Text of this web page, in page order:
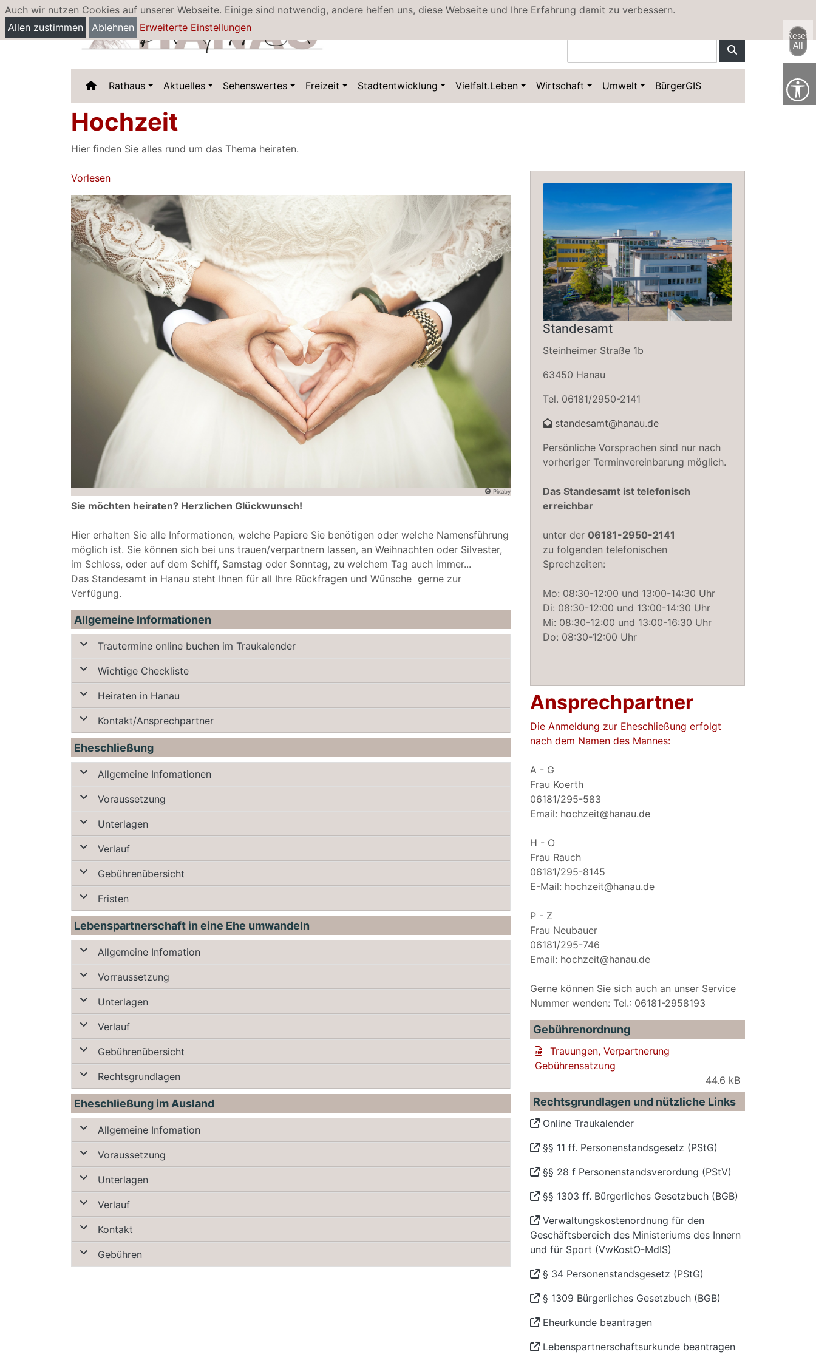
Auch wir nutzen Cookies auf unserer Webseite. Einige sind notwendig, andere helfen uns, diese Webseite und Ihre Erfahrung damit zu verbessern.
Allen zustimmen
Ablehnen Erweiterte Einstellungen
Datenschutz Kontakt Sitemap
Rathaus Aktuelles Sehenswertes Freizeit Stadtentwicklung Vielfalt.Leben Wirtschaft Umwelt BürgerGIS
Hochzeit
Hier finden Sie alles rund um das Thema heiraten.
Vorlesen
Pixaby
Sie möchten heiraten? Herzlichen Glückwunsch!
Hier erhalten Sie alle Informationen, welche Papiere Sie benötigen oder welche Namensführung
möglich ist. Sie können sich bei uns trauen/verpartnern lassen, an Weihnachten oder Silvester,
im Schloss, oder auf dem Schiff, Samstag oder Sonntag, zu welchem Tag auch immer...
Das Standesamt in Hanau steht Ihnen für all Ihre Rückfragen und Wünsche gerne zur
Verfügung.
Allgemeine Informationen
Trautermine online buchen im Traukalender
Wichtige Checkliste
Heiraten in Hanau
Kontakt/Ansprechpartner
Eheschließung
Allgemeine Infomationen
Voraussetzung
Unterlagen
Verlauf
Gebührenübersicht
Fristen
Lebenspartnerschaft in eine Ehe umwandeln
Allgemeine Infomation
Vorraussetzung
Unterlagen
Verlauf
Gebührenübersicht
Rechtsgrundlagen
Eheschließung im Ausland
Allgemeine Infomation
Voraussetzung
Unterlagen
Verlauf
Kontakt
Gebühren
Standesamt
Steinheimer Straße 1b
63450 Hanau
Tel. 06181/2950-2141
standesamt@hanau.de
Persönliche Vorsprachen sind nur nach
vorheriger Terminvereinbarung möglich.
Das Standesamt ist telefonisch
erreichbar
unter der 06181-2950-2141
zu folgenden telefonischen
Sprechzeiten:
Mo: 08:30-12:00 und 13:00-14:30 Uhr
Di: 08:30-12:00 und 13:00-14:30 Uhr
Mi: 08:30-12:00 und 13:00-16:30 Uhr
Do: 08:30-12:00 Uhr
Ansprechpartner
Die Anmeldung zur Eheschließung erfolgt
nach dem Namen des Mannes:
A - G
Frau Koerth
06181/295-583
Email: hochzeit@hanau.de
H - O
Frau Rauch
06181/295-8145
E-Mail: hochzeit@hanau.de
P - Z
Frau Neubauer
06181/295-746
Email: hochzeit@hanau.de
Gerne können Sie sich auch an unser Service
Nummer wenden: Tel.: 06181-2958193
Gebührenordnung
Trauungen, Verpartnerung
Gebührensatzung
44.6 kB
Rechtsgrundlagen und nützliche Links
Online Traukalender
§§ 11 ff. Personenstandsgesetz (PStG)
§§ 28 f Personenstandsverordung (PStV)
§§ 1303 ff. Bürgerliches Gesetzbuch (BGB)
Verwaltungskostenordnung für den
Geschäftsbereich des Ministeriums des Innern
und für Sport (VwKostO-MdIS)
§ 34 Personenstandsgesetz (PStG)
§ 1309 Bürgerliches Gesetzbuch (BGB)
Eheurkunde beantragen
Lebenspartnerschaftsurkunde beantragen
Reset
All